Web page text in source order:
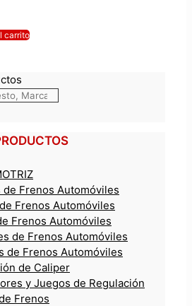
carrito
de Frenos Automóviles
Frenos Automóviles
Frenos Automóviles
de Frenos Automóviles
de Frenos Automóviles
de Caliper
y Juegos de Regulación
Frenos